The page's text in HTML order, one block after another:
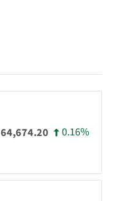
64,674.20 0.16%